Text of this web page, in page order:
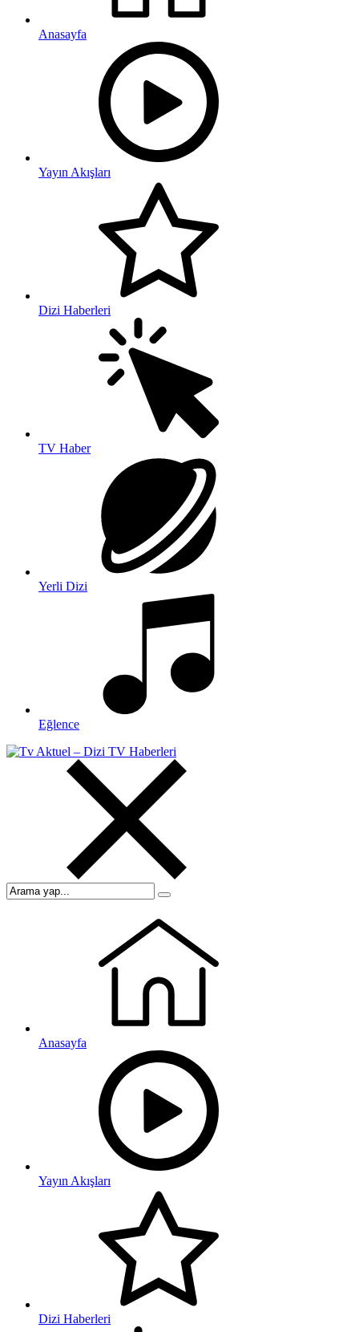
Anasayfa
Yayın Akışları
Dizi Haberleri
TV Haber
Yerli Dizi
Eğlence
Anasayfa
Yayın Akışları
Dizi Haberleri